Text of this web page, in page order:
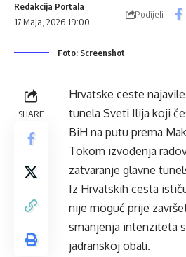
17 Maja, 2026 19:00
Redakcija Portala
Podijeli
Foto: Screenshot
SHARE
Hrvatske ceste
tunela Sveti Ilija koji
BiH na putu prema
Tokom izvođenja
zatvaranje glavne
Iz Hrvatskih cesta
nije moguć prije
smanjenja intenziteta
jadranskoj obali.